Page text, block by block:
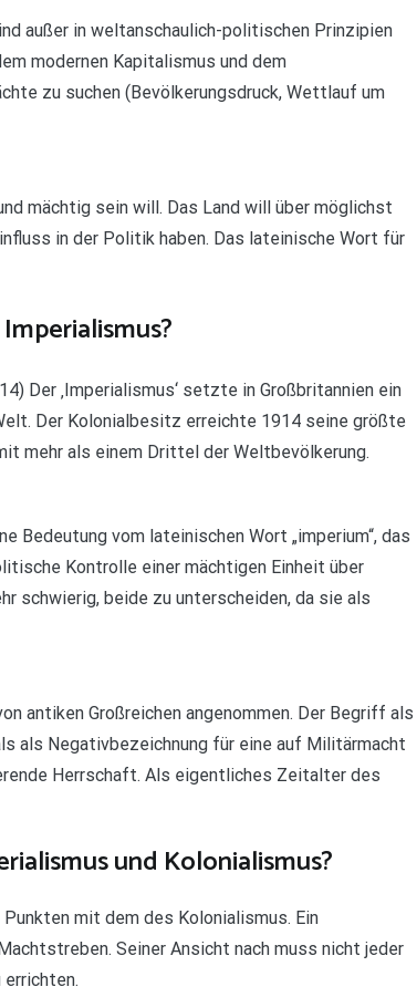
außer in weltanschaulich-politischen Prinzipien
modernen Kapitalismus und dem
zu suchen (Bevölkerungsdruck, Wettlauf um
mächtig sein will. Das Land will über möglichst
in der Politik haben. Das lateinische Wort für
Der ‚Imperialismus‘ setzte in Großbritannien ein
Der Kolonialbesitz erreichte 1914 seine größte
mehr als einem Drittel der Weltbevölkerung.
vom lateinischen Wort „imperium“, das
Kontrolle einer mächtigen Einheit über
schwierig, beide zu unterscheiden, da sie als
antiken Großreichen angenommen. Der Begriff als
als Negativbezeichnung für eine auf Militärmacht
Herrschaft. Als eigentliches Zeitalter des
und Kolonialismus?
mit dem des Kolonialismus. Ein
Seiner Ansicht nach muss nicht jeder